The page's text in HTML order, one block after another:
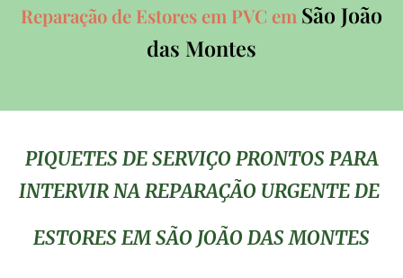
Reparação de Estores em PVC em São João
das Montes
PIQUETES DE SERVIÇO PRONTOS PARA
INTERVIR NA REPARAÇÃO URGENTE DE
ESTORES EM SÃO JOÃO DAS MONTES